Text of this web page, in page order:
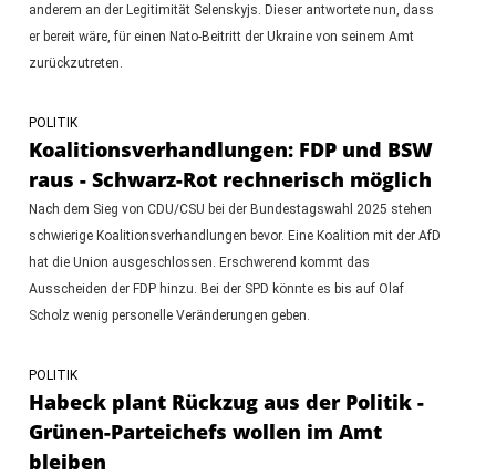
anderem an der Legitimität Selenskyjs. Dieser antwortete nun, dass
er bereit wäre, für einen Nato-Beitritt der Ukraine von seinem Amt
zurückzutreten.
POLITIK
Koalitionsverhandlungen: FDP und BSW
raus - Schwarz-Rot rechnerisch möglich
Nach dem Sieg von CDU/CSU bei der Bundestagswahl 2025 stehen
schwierige Koalitionsverhandlungen bevor. Eine Koalition mit der AfD
hat die Union ausgeschlossen. Erschwerend kommt das
Ausscheiden der FDP hinzu. Bei der SPD könnte es bis auf Olaf
Scholz wenig personelle Veränderungen geben.
POLITIK
Habeck plant Rückzug aus der Politik -
Grünen-Parteichefs wollen im Amt
bleiben